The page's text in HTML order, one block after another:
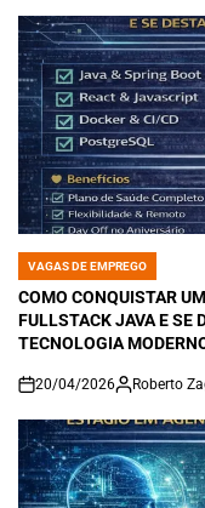
POSTED
IN
VAGAS DE EMPREGO
COMO CONQUISTAR
FULLSTACK JAVA E SE
TECNOLOGIA
on
20/04/2026 Roberto